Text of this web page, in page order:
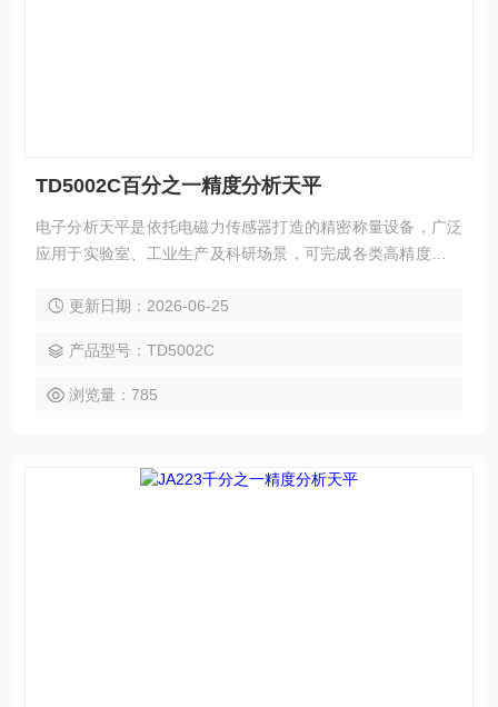
TD5002C百分之一精度分析天平
电子分析天平是依托电磁力传感器打造的精密称量设备，广泛
应用于实验室、工业生产及科研场景，可完成各类高精度质量
器，具备称量精准度高、反应速度快、运行故障率低的优势；
充电蓄电池，支持交直流两种供电方式，使用便捷性更强。百
分之一精度分析天平
更新日期：2026-06-25
产品型号：TD5002C
浏览量：785